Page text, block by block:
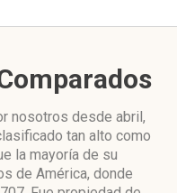
nosotros desde abril,
tan alto como
la mayoría de su
de América, donde